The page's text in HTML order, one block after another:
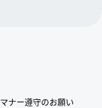
ナー遵守のお願い